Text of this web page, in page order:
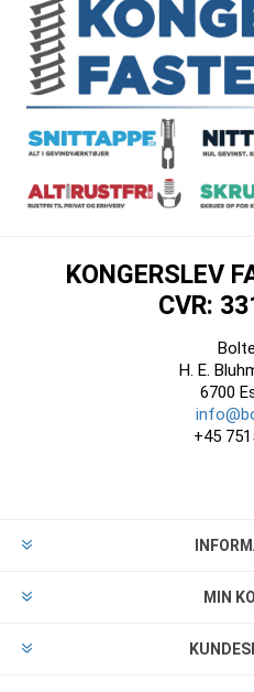
KONGERSLEV
CVR:
H. E.
6700
+45
MIN